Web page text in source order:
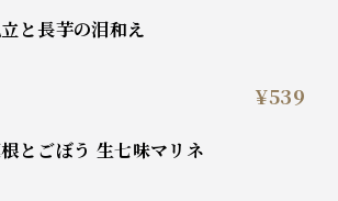
帆立と長芋の泪和え
¥539
蓮根とごぼう 生七味マリネ